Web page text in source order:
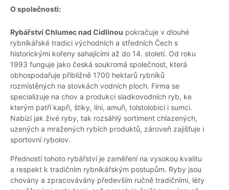
O společnosti:
Rybářství Chlumec nad Cidlinou pokračuje v dlouhé
rybníkářské tradici východních a středních Čech s
historickými kořeny sahajícími až do 14. století. Od roku
1993 funguje jako česká soukromá společnost, která
obhospodařuje přibližně 1700 hektarů rybníků
rozmístěných na stovkách vodních ploch. Firma se
specializuje na chov a produkci sladkovodních ryb, ke
kterým patří kapři, štiky, líni, amuři, tolstolobici i sumci.
Nabízí jak živé ryby, tak rozsáhlý sortiment chlazených,
uzených a mražených rybích produktů, zároveň zajišťuje i
sportovní rybolov.
Předností tohoto rybářství je zaměření na vysokou kvalitu
a respekt k tradičním rybníkářským postupům. Ryby jsou
chovány a zpracovávány především ručně tradičními, léty